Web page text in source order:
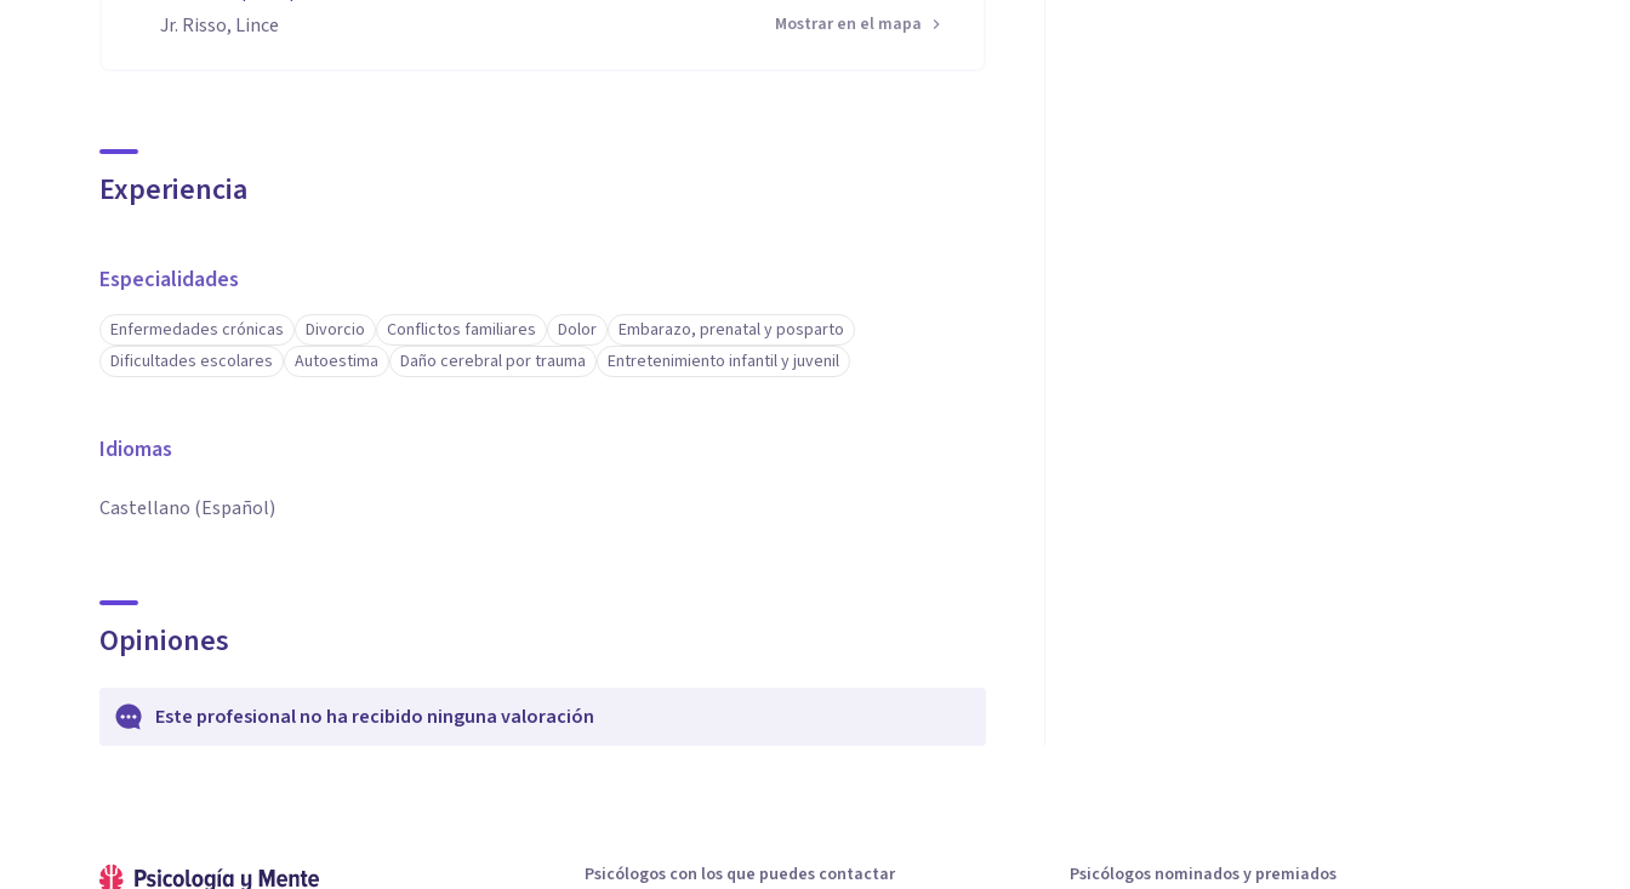
Jr. Risso, Lince
Mostrar en el mapa
Experiencia
Especialidades
Enfermedades crónicas Divorcio Conflictos familiares Dolor
Embarazo, prenatal y posparto
Dificultades escolares
Autoestima Daño cerebral por trauma Entretenimiento infantil y juvenil
Idiomas
Castellano (Español)
Opiniones
Este profesional no ha recibido ninguna valoración
Psicólogos con los que puedes contactar Psicólogos nominados y premiados